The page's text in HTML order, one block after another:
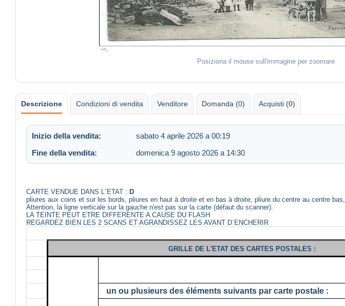
Posiziona il mouse sull'immagine per zoomare
Descrizione Condizioni di vendita Venditore Domanda (0) Acquisti (0)
Inizio della vendita: sabato 4 aprile 2026 a 00:19
Fine della vendita:
domenica 9 agosto 2026 a 14:30
CARTE VENDUE DANS L´ETAT : D
pliures aux coins et sur les bords, pliures en haut à droite et en bas à droite, pliure du centre au centre bas,
Attention, la ligne verticale sur la gauche n'est pas sur la carte (défaut du scanner).
LA TEINTE PEUT ETRE DIFFERENTE A CAUSE DU FLASH
REGARDEZ BIEN LES 2 SCANS ET AGRANDISSEZ LES AVANT D´ENCHERIR
GRILLE DE L'ETAT DES CARTES POSTALES :
un ou plusieurs des éléments suivants par carte postale :